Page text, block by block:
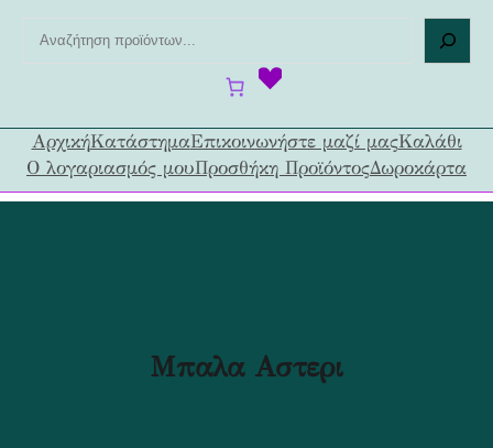
ή
τ
η
ΑρχικήΚατάστημαΕπικοινωνήστε μαζί μαςΚαλάθι
Ο λογαριασμός μουΠροσθήκη ΠροϊόντοςΔωροκάρτα
Μπαλα Αστερι